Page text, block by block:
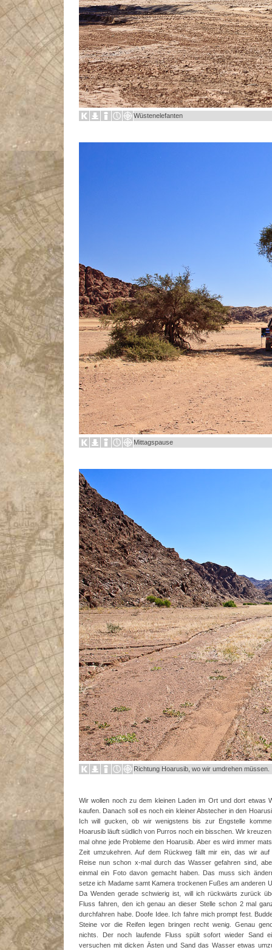
Wüstenelefanten
Mittagspause
Richtung Hoarusib, wo wir umdrehen müssen.
Wir wollen noch zu dem kleinen Laden im Ort und dort etwas
kaufen. Danach soll es noch ein kleiner Abstecher in den
Ich will gucken, ob wir wenigstens bis zur Engstelle
Hoarusib läuft südlich von Purros noch ein bisschen. Wir
mal ohne jede Probleme den Hoarusib. Aber es wird immer
Zeit umzukehren. Auf dem Rückweg fällt mir ein, das wir auf
Reise nun schon x-mal durch das Wasser gefahren sind,
einmal ein Foto davon gemacht haben. Das muss sich
setze ich Madame samt Kamera trockenen Fußes am anderen
Da Wenden gerade schwierig ist, will ich rückwärts zurück
Fluss fahren, den ich genau an dieser Stelle schon 2 mal
durchfahren habe. Doofe Idee. Ich fahre mich prompt fest.
Steine vor die Reifen legen bringen recht wenig. Genau
nichts. Der noch laufende Fluss spült sofort wieder Sand
versuchen mit dicken Ästen und Sand das Wasser etwas